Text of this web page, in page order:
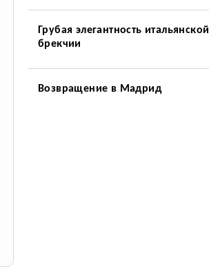
Грубая элегантность итальянской
брекчии
Возвращение в Мадрид